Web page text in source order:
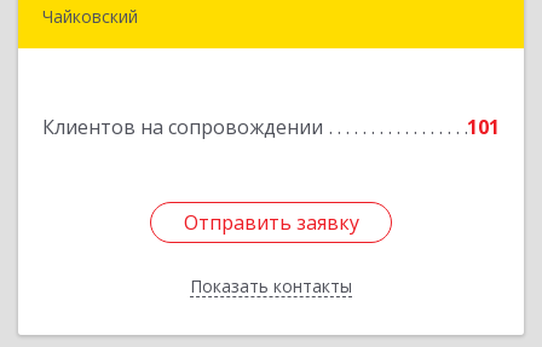
Чайковский
Клиентов на сопровождении 101
Отправить заявку
Показать контакты
Подробнее
Отправить заявку
Назад